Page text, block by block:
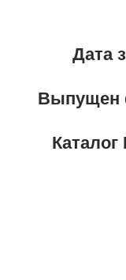
Дата
Выпущен